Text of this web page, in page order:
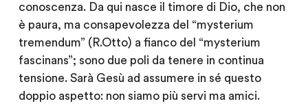
conoscenza. Da qui nasce il timore di Dio, che non
è paura, ma consapevolezza del “mysterium
tremendum” (R.Otto) a fianco del “mysterium
fascinans”; sono due poli da tenere in continua
tensione. Sarà Gesù ad assumere in sé questo
doppio aspetto: non siamo più servi ma amici.